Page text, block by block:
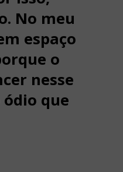
No meu
espaço
o
nesse
ódio que